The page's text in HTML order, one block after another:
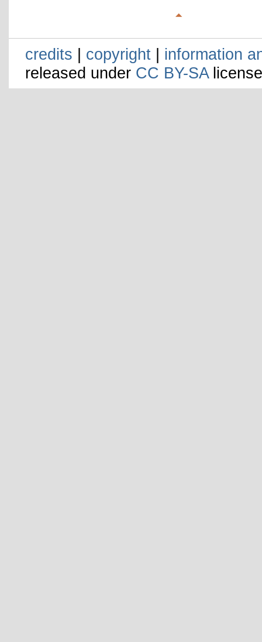
credits | copyright | information
released under CC BY-SA